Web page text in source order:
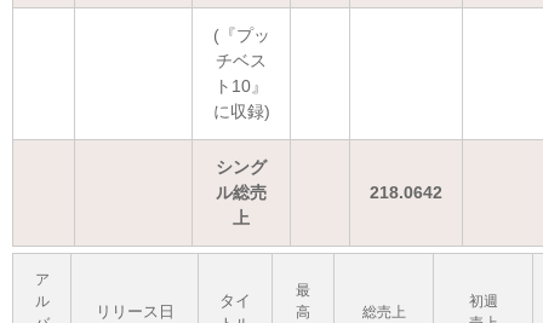
(『プッ
チベス
ト10』
に収録)
シング
ル総売
上
218.0642
ア
ル
リリース日
タイ
最
高
総売上
初週